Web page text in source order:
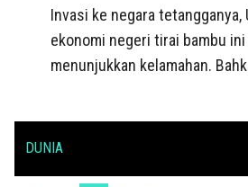
Invasi ke negara tetangganya,
ekonomi negeri tirai bambu
menunjukkan kelamahan.
DUNIA